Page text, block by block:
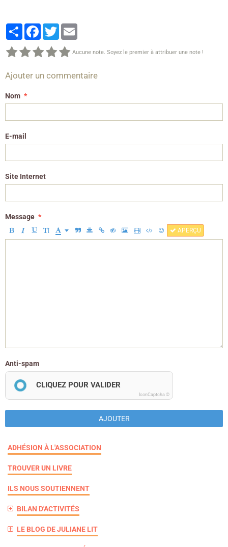
PartagerFacebook
Twitter
Aucune note. Soyez le premier à attribuer une note !
Ajouter un commentaire
Nom
E-mail
Site Internet
Message
APERÇU
Anti-spam
CLIQUEZ POUR VALIDER
IconCaptcha ©
AJOUTER
ADHÉSION À L'ASSOCIATION
TROUVER UN LIVRE
ILS NOUS SOUTIENNENT
BILAN D'ACTIVITÉS
LE BLOG DE JULIANE LIT